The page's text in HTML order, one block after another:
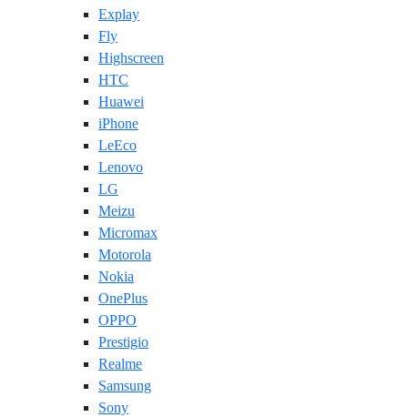
Explay
Fly
Highscreen
HTC
Huawei
iPhone
LeEco
Lenovo
LG
Meizu
Micromax
Motorola
Nokia
OnePlus
OPPO
Prestigio
Realme
Samsung
Sony